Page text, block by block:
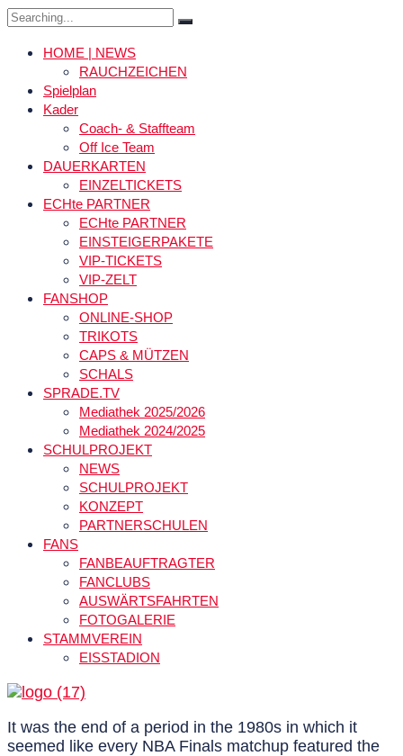
Search
HOME | NEWS
RAUCHZEICHEN
Spielplan
Kader
Coach- & Staffteam
Off Ice Team
DAUERKARTEN
EINZELTICKETS
ECHte PARTNER
ECHte PARTNER
EINSTEIGERPAKETE
VIP-TICKETS
VIP-ZELT
FANSHOP
ONLINE-SHOP
TRIKOTS
CAPS & MÜTZEN
SCHALS
SPRADE.TV
Mediathek 2025/2026
Mediathek 2024/2025
SCHULPROJEKT
NEWS
SCHULPROJEKT
KONZEPT
PARTNERSCHULEN
FANS
FANBEAUFTRAGTER
FANCLUBS
AUSWÄRTSFAHRTEN
FOTOGALERIE
STAMMVEREIN
EISSTADION
It was the end of a period in the 1980s in which it
seemed like every NBA Finals matchup featured the